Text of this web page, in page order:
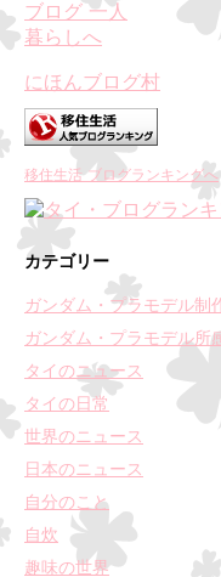
にほんブログ村
移住生活 ブログランキングへ
カテゴリー
ガンダム・プラモデル制
ガンダム・プラモデル所
タイのニュース
タイの日常
世界のニュース
日本のニュース
自分のこと
自炊
趣味の世界